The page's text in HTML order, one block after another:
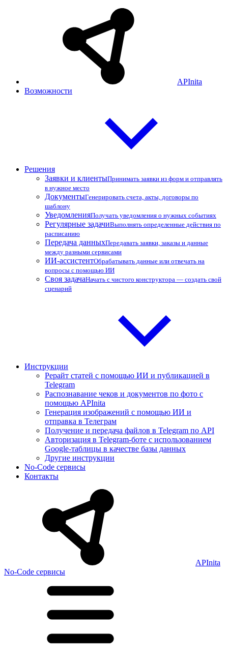
APInita
Возможности
Решения
Заявки и клиентыПринимать заявки из форм и отправлять
в нужное место
ДокументыГенерировать счета, акты, договоры по
шаблону
УведомленияПолучать уведомления о нужных событиях
Регулярные задачиВыполнять определенные действия по
расписанию
Передача данныхПередавать заявки, заказы и данные
между разными сервисами
ИИ-ассистентОбрабатывать данные или отвечать на
вопросы с помощью ИИ
Своя задачаНачать с чистого конструктора — создать свой
сценарий
Инструкции
Рерайт статей с помощью ИИ и публикацией в
Telegram
Распознавание чеков и документов по фото с
помощью APInita
Генерация изображений с помощью ИИ и
отправка в Телеграм
Получение и передача файлов в Telegram по API
Авторизация в Telegram-боте с использованием
Google-таблицы в качестве базы данных
Другие инструкции
No-Code сервисы
Контакты
APInita
No-Code сервисы